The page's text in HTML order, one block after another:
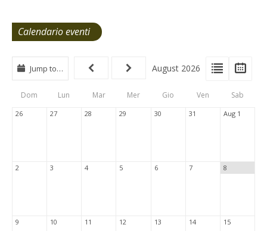
Calendario eventi
View
Type
Tabs
View
List
Jump to… August 2026
Dom Lun Mar Mer Gio Ven Sab
26 27 28 29 30 31 Aug 1
2 3 4 5 6 7 8
9 10 11 12 13 14 15